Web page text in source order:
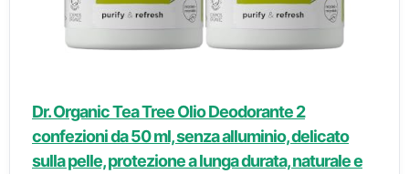
Dr. Organic Tea Tree Olio Deodorante 2
confezioni da 50 ml, senza alluminio, delicato
sulla pelle, protezione a lunga durata, naturale e